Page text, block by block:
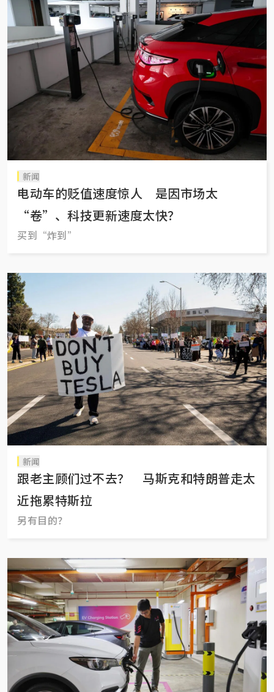
新闻
电动车的贬值速度惊人 是因市场太
“卷”、科技更新速度太快？
买到“炸到”
新闻
跟老主顾们过不去？ 马斯克和特朗普走太
近拖累特斯拉
另有目的？